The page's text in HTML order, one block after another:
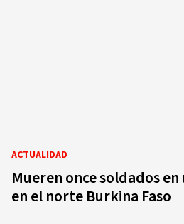
ACTUALIDAD
Mueren once soldados
en el norte Burkina Faso